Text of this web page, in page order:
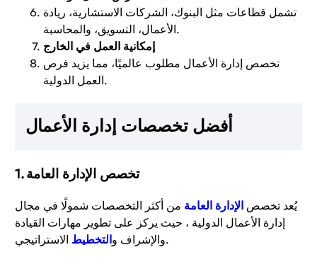
تشمل قطاعات مثل البنوك، الشركات الاستشارية، ريادة
الأعمال، التسويق، والمحاسبة.
إمكانية العمل في الخارج
تخصص إدارة الأعمال مطلوب عالميًا، مما يزيد فرص
العمل الدولية.
أفضل تخصصات إدارة الأعمال
1. تخصص الإدارة العامة
يُعد تخصص الإدارة العامة من أكثر التخصصات شمولًا في مجال
إدارة الأعمال الدولية ، حيث يركز على تطوير مهارات القيادة
والإشراف والتخطيط الاستراتيجي.